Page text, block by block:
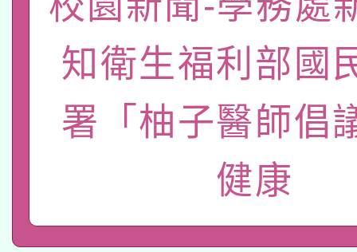
pilot」
有關大陸委員會函釋公
薪期間赴陸應申請許可
轉知經濟部水利署委託
業技術研究院辦理「
用水績優單位及節水達
115年8月22日(星期六
桃園市孔廟祈福系列
開 智慧啟航」
本校115學年度第2次
招甄選結果公告(無人
適應運動共學行動站研
知衛生福利部國
署「柚子醫師倡
健康